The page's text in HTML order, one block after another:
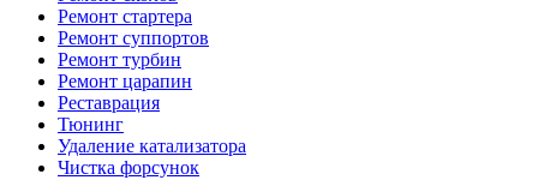
Ремонт стартера
Ремонт суппортов
Ремонт турбин
Ремонт царапин
Реставрация
Тюнинг
Удаление катализатора
Чистка форсунок